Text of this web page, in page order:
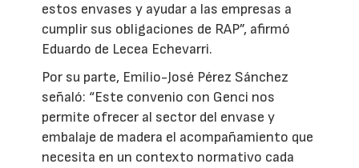
estos envases y ayudar a las empresas a
cumplir sus obligaciones de RAP”, afirmó
Eduardo de Lecea Echevarri.
Por su parte, Emilio-José Pérez Sánchez
señaló: “Este convenio con Genci nos
permite ofrecer al sector del envase y
embalaje de madera el acompañamiento que
necesita en un contexto normativo cada